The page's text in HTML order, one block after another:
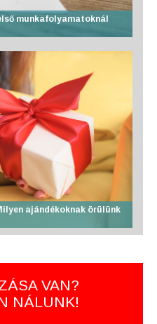
munkafolyamatoknál
ajándékoknak örülünk
VAN?
NÁLUNK!